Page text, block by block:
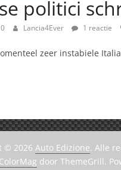
politici
Lancia4Ever 1 reactie
zeer instabiele
© 2026 Auto Edizione. Alle
ColorMag door ThemeGrill.